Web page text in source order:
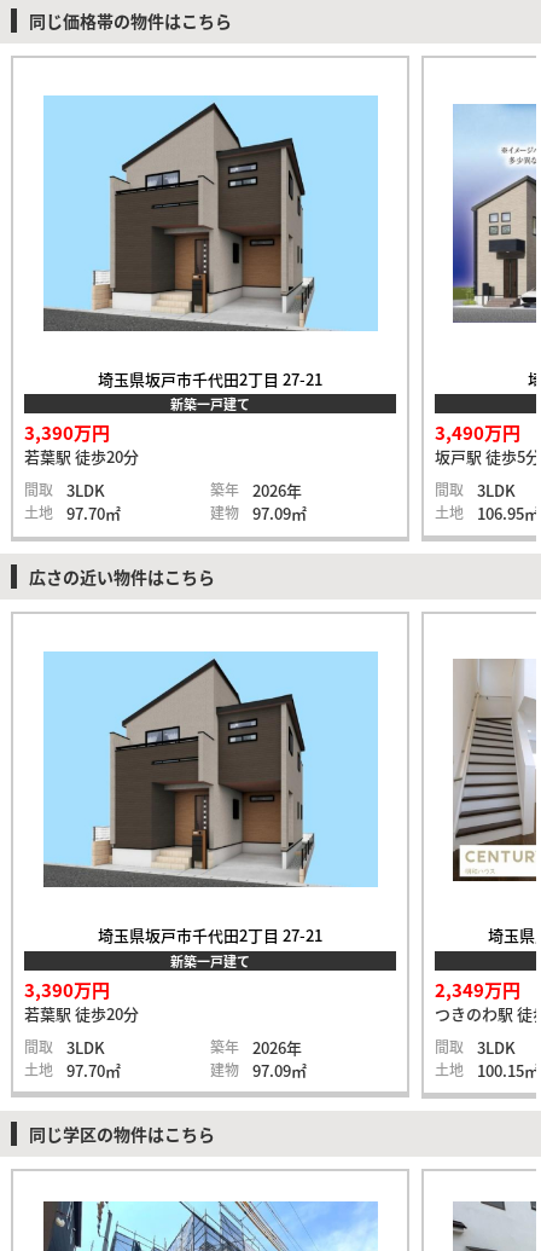
同じ価格帯の物件はこちら
埼玉県坂戸市千代田2丁目 27-21
新築一戸建て
3,390万円
若葉駅 徒歩20分
間取 3LDK 築年 2026年
土地 97.70㎡ 建物 97.09㎡
3,490万円
坂戸駅 徒歩5分
間取 3LDK
土地 106.95㎡
広さの近い物件はこちら
埼玉県坂戸市千代田2丁目 27-21
新築一戸建て
3,390万円
若葉駅 徒歩20分
間取 3LDK 築年 2026年
土地 97.70㎡ 建物 97.09㎡
埼玉県
2,349万円
つきのわ駅 徒
間取 3LDK
土地 100.15㎡
同じ学区の物件はこちら